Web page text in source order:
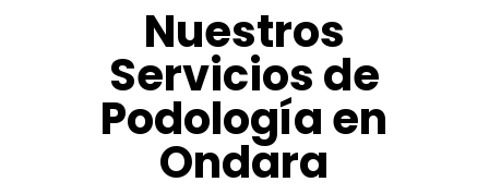
Nuestros
Servicios de
Podología en
Ondara